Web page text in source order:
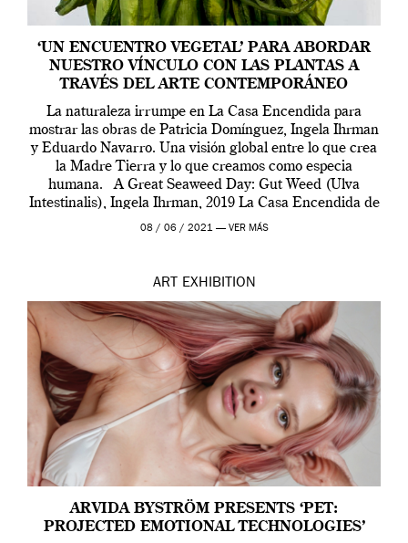
‘UN ENCUENTRO VEGETAL’ PARA ABORDAR
NUESTRO VÍNCULO CON LAS PLANTAS A
TRAVÉS DEL ARTE CONTEMPORÁNEO
La naturaleza irrumpe en La Casa Encendida para
mostrar las obras de Patricia Domínguez, Ingela Ihrman
y Eduardo Navarro. Una visión global entre lo que crea
la Madre Tierra y lo que creamos como especia
humana. A Great Seaweed Day: Gut Weed (Ulva
Intestinalis), Ingela Ihrman, 2019 La Casa Encendida de
Madrid y la Wellcome […]
08 / 06 / 2021 — VER MÁS
ART EXHIBITION
ARVIDA BYSTRÖM PRESENTS ‘PET:
PROJECTED EMOTIONAL TECHNOLOGIES’